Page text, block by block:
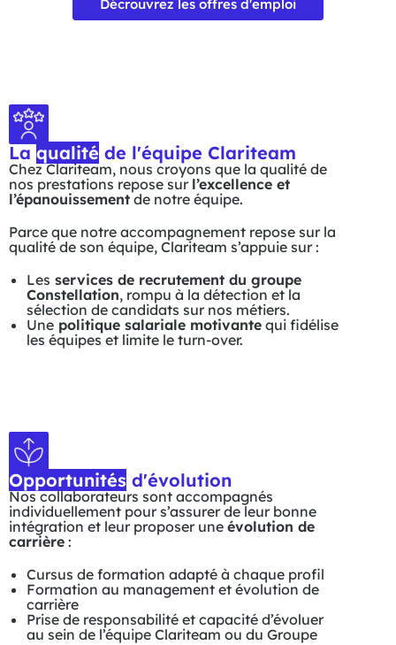
Décrouvrez les offres d'emploi
La qualité de l'équipe Clariteam
Chez Clariteam, nous croyons que la qualité de
nos prestations repose sur l’excellence et
l’épanouissement de notre équipe.
Parce que notre accompagnement repose sur la
qualité de son équipe, Clariteam s’appuie sur :
Les services de recrutement du groupe
Constellation, rompu à la détection et la
sélection de candidats sur nos métiers.
Une politique salariale motivante qui fidélise
les équipes et limite le turn-over.
Opportunités d'évolution
Nos collaborateurs sont accompagnés
individuellement pour s’assurer de leur bonne
intégration et leur proposer une évolution de
carrière :
Cursus de formation adapté à chaque profil
Formation au management et évolution de
carrière
Prise de responsabilité et capacité d’évoluer
au sein de l’équipe Clariteam ou du Groupe